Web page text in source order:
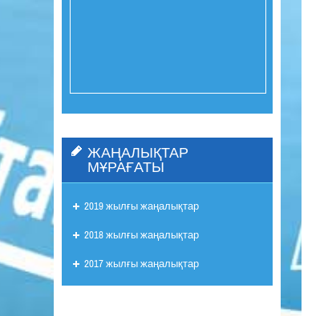
ЖАҢАЛЫҚТАР
МҰРАҒАТЫ
2019 жылғы жаңалықтар
2018 жылғы жаңалықтар
2017 жылғы жаңалықтар